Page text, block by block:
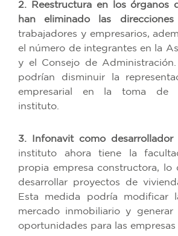
2. Reestructura en los órganos
han eliminado las direcciones
trabajadores y empresarios,
el número de integrantes en la
y el Consejo de
podrían disminuir la
empresarial en la toma de
instituto.
3. Infonavit como desarrollador
instituto ahora tiene la
propia empresa constructora, lo
desarrollar proyectos de
Esta medida podría modificar
mercado inmobiliario y
oportunidades para las empresas